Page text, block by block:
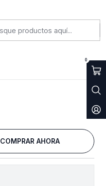
0
COMPRAR AHORA